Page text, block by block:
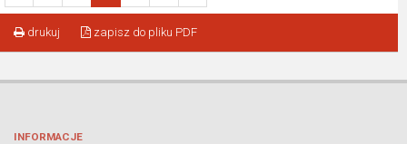
drukuj zapisz do pliku PDF
INFORMACJE